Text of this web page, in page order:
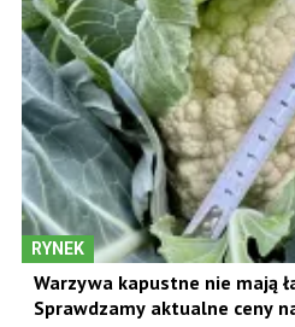
RYNEK
Warzywa kapustne nie mają
Sprawdzamy aktualne ceny